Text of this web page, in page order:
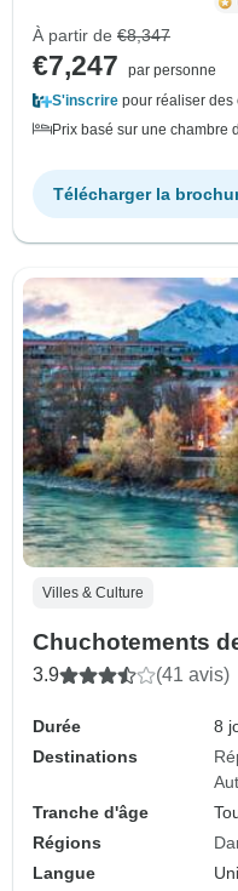
À partir de €8,347
€7,247
par personne
S'inscrire pour réaliser des
Prix basé sur une chambre
Télécharger la
Villes & Culture
Chuchotements
3.9 (41 avis)
Durée
8
Destinations
Tranche d'âge
Régions
Langue